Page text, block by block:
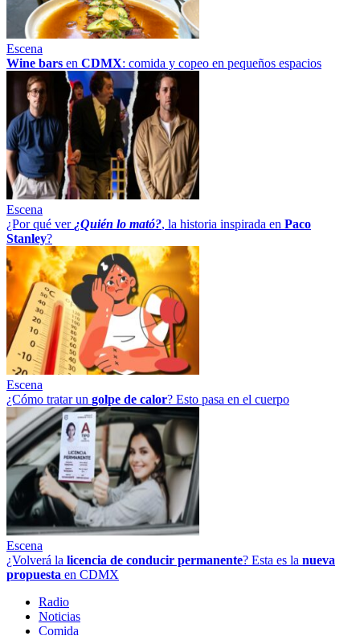
Escena
Wine bars en CDMX: comida y copeo en pequeños espacios
Escena
¿Por qué ver ¿Quién lo mató?, la historia inspirada en Paco
Stanley?
Escena
¿Cómo tratar un golpe de calor? Esto pasa en el cuerpo
Escena
¿Volverá la licencia de conducir permanente? Esta es la nueva
propuesta en CDMX
Radio
Noticias
Comida